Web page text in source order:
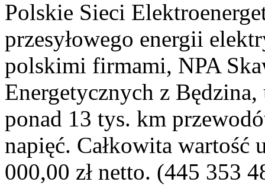
Polskie Sieci
przesyłowego energii
polskimi firmami, NPA
Energetycznych z
ponad 13 tys. km
napięć. Całkowita
000,00 zł netto. (445 353